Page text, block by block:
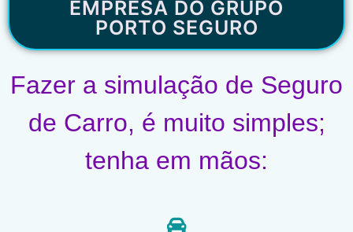
EMPRESA DO GRUPO
PORTO SEGURO
Fazer a simulação de Seguro
de Carro, é muito simples;
tenha em mãos: